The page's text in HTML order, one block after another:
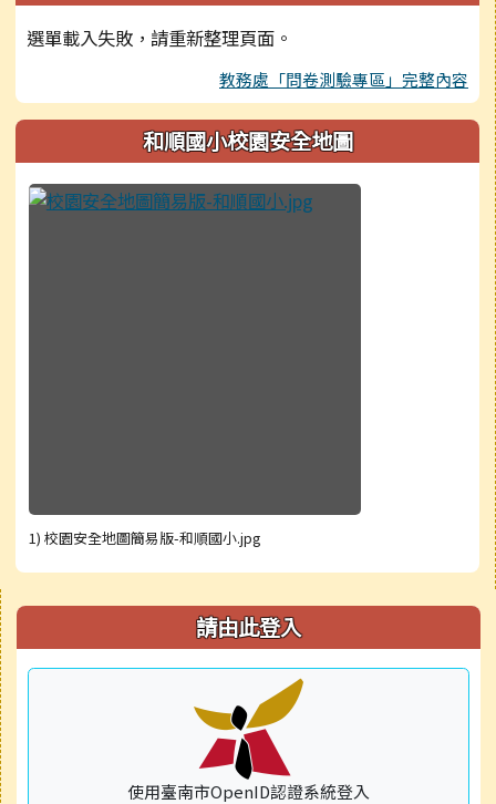
選單載入失敗，請重新整理頁面。
教務處「問卷測驗專區」完整內容
和順國小校園安全地圖
1) 校園安全地圖簡易版-和順國小.jpg
右邊區域內容 請由此登入
使用臺南市OpenID認證系統登入